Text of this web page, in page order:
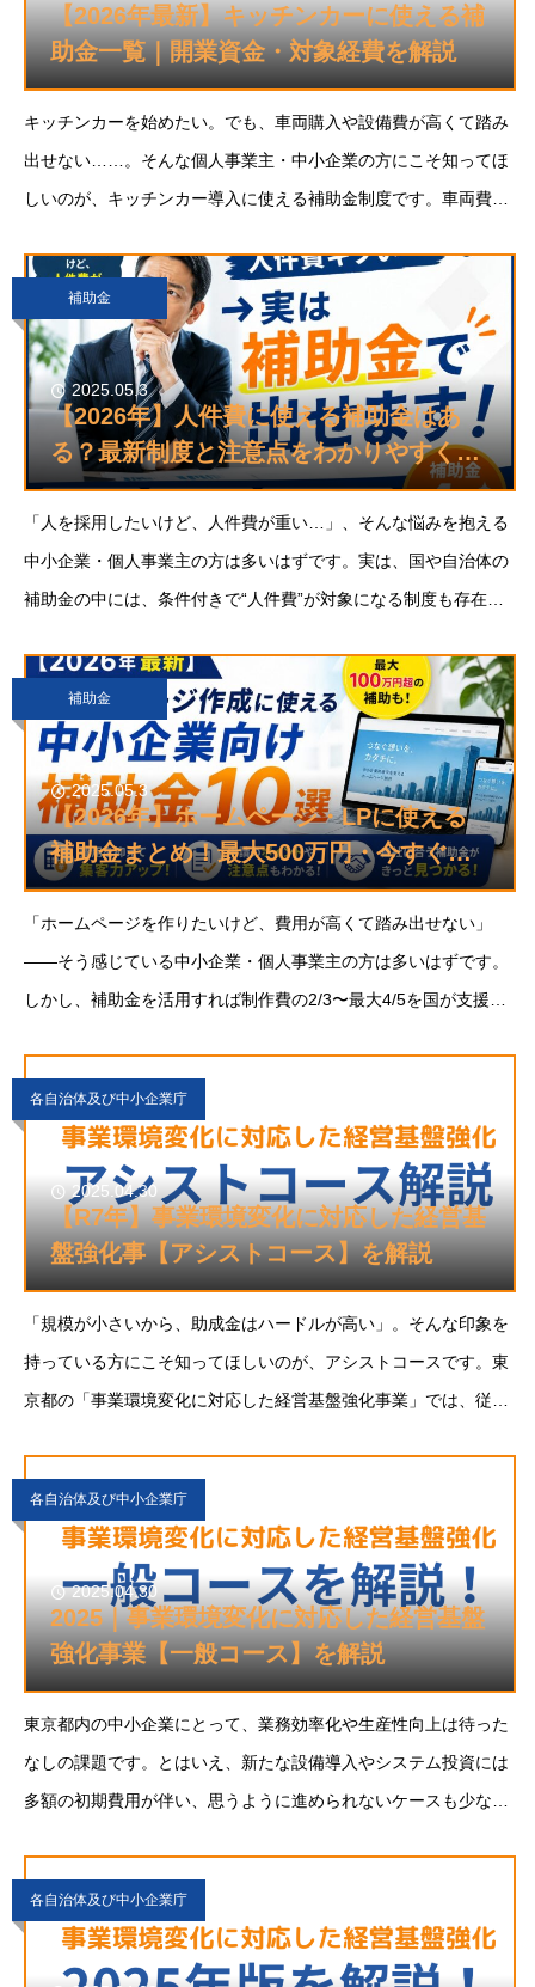
【2026年最新】キッチンカーに使える補
助金一覧｜開業資金・対象経費を解説
キッチンカーを始めたい。でも、車両購入や設備費が高くて踏み
出せない……。そんな個人事業主・中小企業の方にこそ知ってほ
しいのが、キッチンカー導入に使える補助金制度です。車両費や
費用の最大2/3〜3/4が補助対象になるケー
補助金
2025.05.3
【2026年】人件費に使える補助金はあ
る？最新制度と注意点をわかりやすく解
説
「人を採用したいけど、人件費が重い…」、そんな悩みを抱える
中小企業・個人事業主の方は多いはずです。実は、国や自治体の
補助金の中には、条件付きで“人件費”が対象になる制度も存在し
人件費が対象となる補助金の考え方と制度を
補助金
2025.05.3
【2026年】ホームページ・LPに使える
補助金まとめ！最大500万円・今すぐ申
請可
「ホームページを作りたいけど、費用が高くて踏み出せない」
——そう感じている中小企業・個人事業主の方は多いはずです。
しかし、補助金を活用すれば制作費の2/3〜最大4/5を国が支援す
作向け補助金
各自治体及び中小企業庁
2025.04.30
【R7年】事業環境変化に対応した経営基
盤強化事【アシストコース】を解説
「規模が小さいから、助成金はハードルが高い」。そんな印象を
持っている方にこそ知ってほしいのが、アシストコースです。東
京都の「事業環境変化に対応した経営基盤強化事業」では、従業
各自治体及び中小企業庁
2025.04.30
2025｜事業環境変化に対応した経営基盤
強化事業【一般コース】を解説
東京都内の中小企業にとって、業務効率化や生産性向上は待った
なしの課題です。とはいえ、新たな設備導入やシステム投資には
多額の初期費用が伴い、思うように進められないケースも少なく
各自治体及び中小企業庁